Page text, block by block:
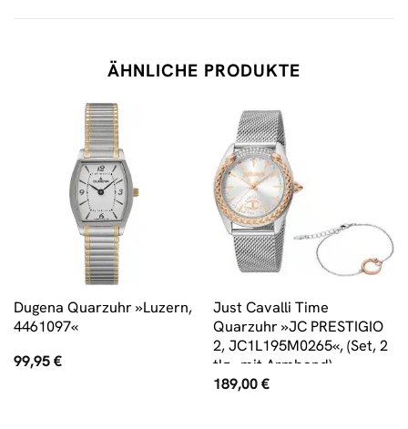
ÄHNLICHE PRODUKTE
Dugena Quarzuhr »Luzern,
4461097«
99,95€
Just Cavalli Time
Quarzuhr »JC PRESTIGIO
2, JC1L195M0265«, (Set, 2
tlg., mit Armband)
189,00€